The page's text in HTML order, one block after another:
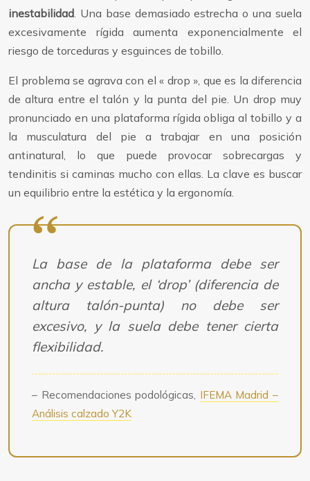
inestabilidad. Una base demasiado estrecha o una suela
excesivamente rígida aumenta exponencialmente el
riesgo de torceduras y esguinces de tobillo.
El problema se agrava con el « drop », que es la diferencia
de altura entre el talón y la punta del pie. Un drop muy
pronunciado en una plataforma rígida obliga al tobillo y a
la musculatura del pie a trabajar en una posición
antinatural, lo que puede provocar sobrecargas y
tendinitis si caminas mucho con ellas. La clave es buscar
un equilibrio entre la estética y la ergonomía.
La base de la plataforma debe ser
ancha y estable, el ‘drop’ (diferencia de
altura talón-punta) no debe ser
excesivo, y la suela debe tener cierta
flexibilidad.
– Recomendaciones podológicas, IFEMA Madrid –
Análisis calzado Y2K